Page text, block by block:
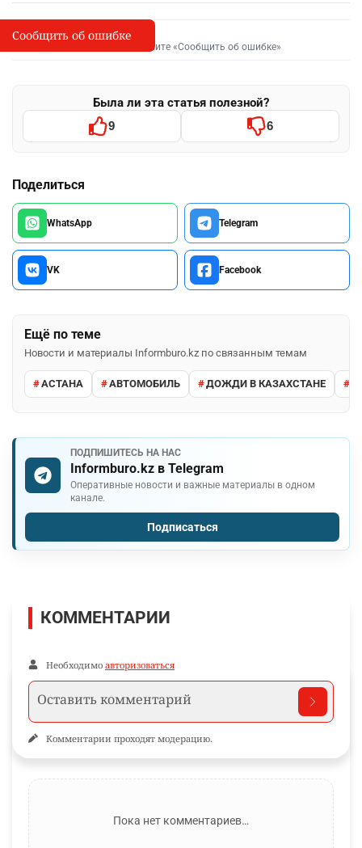
I
Сообщить об опечатке
Выделите фрагмент и нажмите «Сообщить об ошибке»
Была ли эта статья полезной?
9 6
Поделиться
WhatsApp Telegram
VK Facebook
Ещё по теме
Новости и материалы Informburo.kz по связанным темам
АСТАНА АВТОМОБИЛЬ ДОЖДИ В КАЗАХСТАНЕ
ПОДПИШИТЕСЬ НА НАС
Informburo.kz в Telegram
Оперативные новости и важные материалы в одном
канале.
Подписаться
Сообщить об ошибке
КОММЕНТАРИИ
Необходимо авторизоваться
Комментарии проходят модерацию.
Пока нет комментариев…